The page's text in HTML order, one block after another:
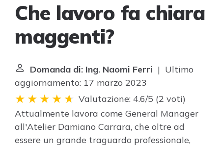
Che lavoro fa chiara
maggenti?
Domanda di: Ing. Naomi Ferri | Ultimo
aggiornamento: 17 marzo 2023
Valutazione: 4.6/5 (2 voti)
Attualmente lavora come General Manager
all'Atelier Damiano Carrara, che oltre ad
essere un grande traguardo professionale,